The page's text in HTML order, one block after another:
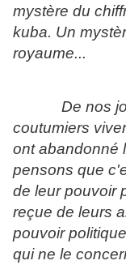
mystère du
kuba. Un
royaume...
De nos
coutumiers
ont abandonné
pensons que
de leur pouvoir
reçue de leurs
pouvoir
qui ne le